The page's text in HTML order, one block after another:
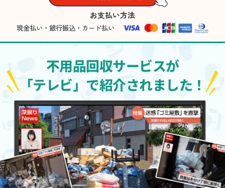
お支払い方法
現金払い・銀行振込・カード払い
不用品回収サービスが
「テレビ」で紹介されました！